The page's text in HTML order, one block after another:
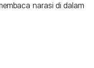
narasi di dalam